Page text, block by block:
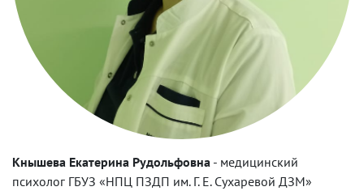
Кнышева Екатерина Рудольфовна - медицинский
психолог ГБУЗ «НПЦ ПЗДП им. Г. Е. Сухаревой ДЗМ»